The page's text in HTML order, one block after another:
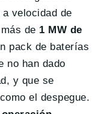
velocidad de
de 1 MW de
pack de baterías
no han dado
y que se
el despegue.